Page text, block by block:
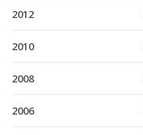
2012
2010
2008
2006